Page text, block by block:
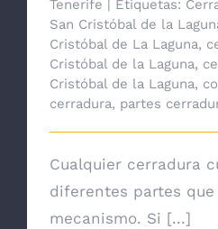
Tenerife | Etiquetas:
San Cristóbal de la
Cristóbal de La Laguna,
Cristóbal de la Laguna,
Cristóbal de la Laguna,
cerradura, partes
Cualquier cerradura
diferentes partes
mecanismo. Si [...]